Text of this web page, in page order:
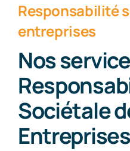
Qui-
Nos
Responsabilité
entreprises
Nos
Sociétale